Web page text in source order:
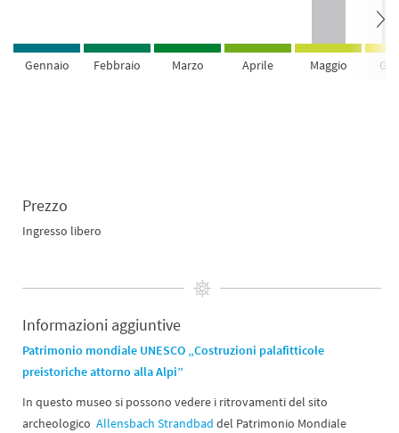
Gennaio Febbraio Marzo Aprile Maggio
Prezzo
Ingresso libero
Informazioni aggiuntive
Patrimonio mondiale UNESCO „Costruzioni palafitticole
preistoriche attorno alla Alpi”
In questo museo si possono vedere i ritrovamenti del sito
archeologico Allensbach Strandbad del Patrimonio Mondiale